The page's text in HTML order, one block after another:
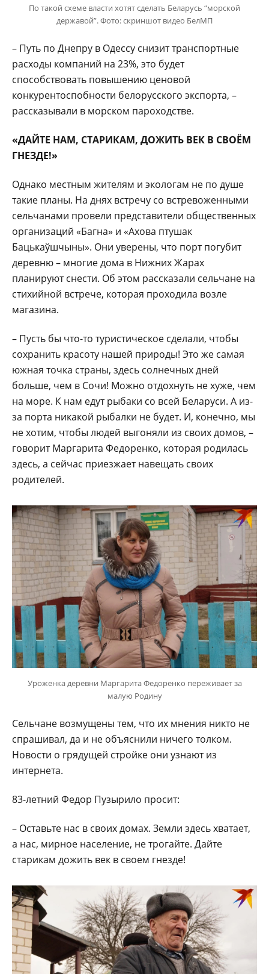
По такой схеме власти хотят сделать Беларусь “морской
державой”. Фото: скриншот видео БелМП
– Путь по Днепру в Одессу снизит транспортные
расходы компаний на 23%, это будет
способствовать повышению ценовой
конкурентоспобности белорусского экспорта, –
рассказывали в морском пароходстве.
«ДАЙТЕ НАМ, СТАРИКАМ, ДОЖИТЬ ВЕК В СВОЁМ
ГНЕЗДЕ!»
Однако местным жителям и экологам не по душе
такие планы. На днях встречу со встревоженными
сельчанами провели представители общественных
организаций «Багна» и «Ахова птушак
Бацькаўшчыны». Они уверены, что порт погубит
деревню – многие дома в Нижних Жарах
планируют снести. Об этом рассказали сельчане на
стихийной встрече, которая проходила возле
магазина.
– Пусть бы что-то туристическое сделали, чтобы
сохранить красоту нашей природы! Это же самая
южная точка страны, здесь солнечных дней
больше, чем в Сочи! Можно отдохнуть не хуже, чем
на море. К нам едут рыбаки со всей Беларуси. А из-
за порта никакой рыбалки не будет. И, конечно, мы
не хотим, чтобы людей выгоняли из своих домов, –
говорит Маргарита Федоренко, которая родилась
здесь, а сейчас приезжает навещать своих
родителей.
Уроженка деревни Маргарита Федоренко переживает за
малую Родину
Сельчане возмущены тем, что их мнения никто не
спрашивал, да и не объяснили ничего толком.
Новости о грядущей стройке они узнают из
интернета.
83-летний Федор Пузырило просит:
– Оставьте нас в своих домах. Земли здесь хватает,
а нас, мирное население, не трогайте. Дайте
старикам дожить век в своем гнезде!